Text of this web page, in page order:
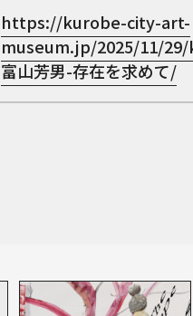
https://kurobe-city-art-
museum.jp/2025/11/
富山芳男-存在を求めて/